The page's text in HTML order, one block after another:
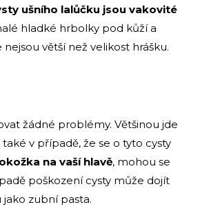
ušního lalůčku jsou vakovité
hladké hrbolky pod kůží a
větší než velikost hrášku.
žádné problémy. Většinou jde
v případě, že se o tyto cysty
na vaší hlavě, mohou se
poškození cysty může dojít
zubní pasta.